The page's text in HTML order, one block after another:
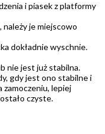
i piasek z platformy
je miejscowo
dokładnie wyschnie.
nie jest już stabilna.
gdy jest ono stabilne i
zamoczeniu, lepiej
czyste.